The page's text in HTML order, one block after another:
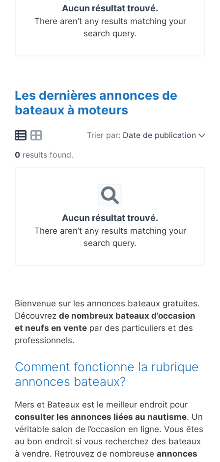
Aucun résultat trouvé.
There aren’t any results matching your
search query.
Les dernières annonces de
bateaux à moteurs
Trier par: Date de publication
0 results found.
Aucun résultat trouvé.
There aren’t any results matching your
search query.
Bienvenue sur les annonces bateaux gratuites.
Découvrez de nombreux bateaux d’occasion
et neufs en vente par des particuliers et des
professionnels.
Comment fonctionne la rubrique
annonces bateaux?
Mers et Bateaux est le meilleur endroit pour
consulter les annonces liées au nautisme. Un
véritable salon de l’occasion en ligne. Vous êtes
au bon endroit si vous recherchez des bateaux
à vendre. Retrouvez de nombreuse annonces